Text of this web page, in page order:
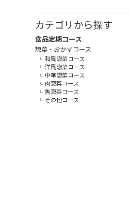
カテゴリから探す
食品定期コース
惣菜・おかずコース
和風惣菜コース
洋風惣菜コース
中華惣菜コース
肉惣菜コース
魚惣菜コース
その他コース